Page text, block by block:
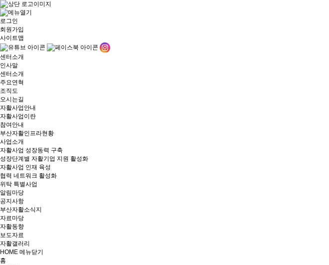
로그인
회원가입
사이트맵
센터소개
인사말
센터소개
주요연혁
조직도
오시는길
자활사업안내
자활사업이란
참여안내
부산자활인프라현황
사업소개
자활사업 성장동력 구축
성장단계별 자활기업 지원 활성화
자활사업 인재 육성
협력 네트워크 활성화
위탁 특별사업
알림마당
공지사항
부산자활소식지
자료마당
자활동향
보도자료
자활갤러리
HOME 메뉴닫기
홈